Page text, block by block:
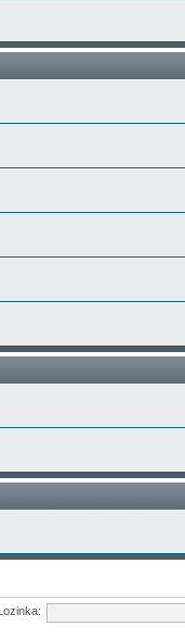
Lozinka: